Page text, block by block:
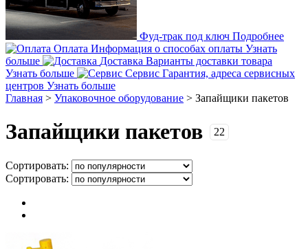
Фуд-трак под ключ Подробнее
Оплата Информация о способах оплаты Узнать
больше
Доставка Варианты доставки товара
Узнать больше
Сервис Гарантия, адреса сервисных
центров Узнать больше
Главная > Упаковочное оборудование > Запайщики пакетов
Запайщики пакетов 22
Сортировать:
Сортировать: